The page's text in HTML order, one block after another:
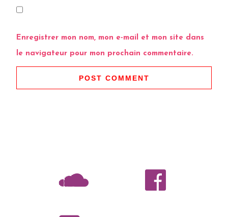
Enregistrer mon nom, mon e-mail et mon site dans
le navigateur pour mon prochain commentaire.